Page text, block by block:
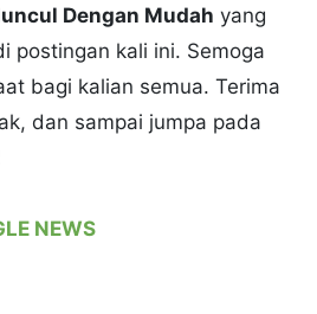
Dengan Mudah yang
postingan kali ini. Semoga
bagi kalian semua. Terima
dan sampai jumpa pada
NEWS